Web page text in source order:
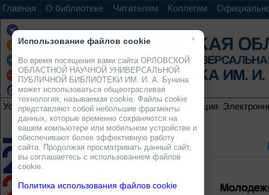
Главная О библиотеке Читателям Коллегам
Услуги Ресурсы Проекты Электронная коллекция
×
Использование файлов cookie
Во время посещения вами сайта ОРЛОВСКОЙ
ОБЛАСТНОЙ НАУЧНОЙ УНИВЕРСАЛЬНОЙ
ПУБЛИЧНОЙ БИБЛИОТЕКИ ИМ. И. А. Бунина
может использоваться общеотраслевая
технология, называемая cookie. Файлы cookie
представляют собой небольшие фрагменты
данных, которые временно сохраняются на
вашем компьютере или мобильном устройстве и
обеспечивают более эффективную работу
сайта. Продолжая просматривать данный сайт,
вы соглашаетесь с использованием файлов
cookie.
Политика использования файлов cookie